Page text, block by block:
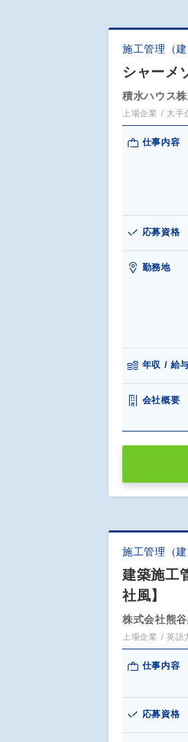
施工管理（建
シャーメ
積水ハウス
上場企業 大手
仕事内容
応募資格
勤務地
年収 / 給与
会社概要
施工管理（建
建築施工
社風】
株式会社熊谷
上場企業 英語
仕事内容
応募資格